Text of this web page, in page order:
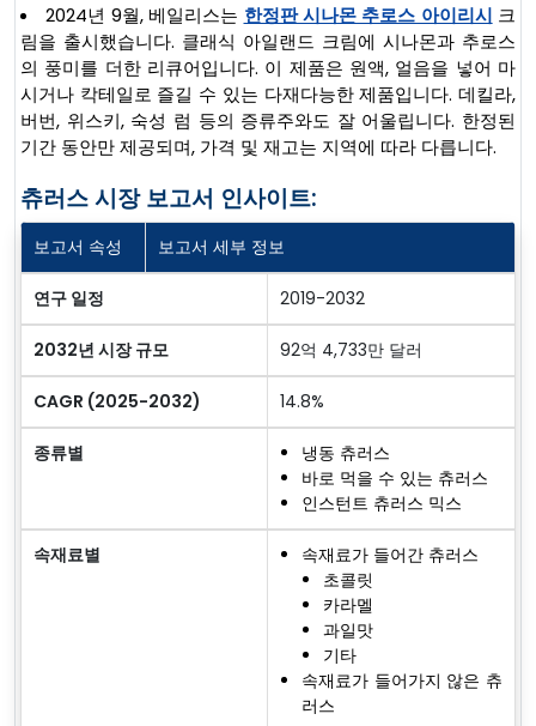
2024년 9월, 베일리스는 한정판 시나몬 추로스 아이리시 크
림을 출시했습니다. 클래식 아일랜드 크림에 시나몬과 추로스
의 풍미를 더한 리큐어입니다. 이 제품은 원액, 얼음을 넣어 마
시거나 칵테일로 즐길 수 있는 다재다능한 제품입니다. 데킬라,
버번, 위스키, 숙성 럼 등의 증류주와도 잘 어울립니다. 한정된
기간 동안만 제공되며, 가격 및 재고는 지역에 따라 다릅니다.
츄러스 시장 보고서 인사이트:
보고서 속성 보고서 세부 정보
연구 일정 2019-2032
2032년 시장 규모 92억 4,733만 달러
CAGR (2025-2032) 14.8%
종류별
냉동 츄러스
바로 먹을 수 있는 츄러스
인스턴트 츄러스 믹스
속재료별
속재료가 들어간 츄러스
초콜릿
카라멜
과일맛
기타
속재료가 들어가지 않은 츄
러스